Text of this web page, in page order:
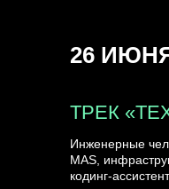
26
Инженерные
MAS,
кодинг-
ТРЕК